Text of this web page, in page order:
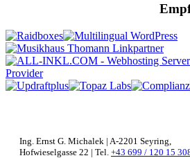
Ing. Ernst G. Michalek | A-2201 Seyring,
Hofwieselgasse 22 | Tel. +43 699 / 120 15